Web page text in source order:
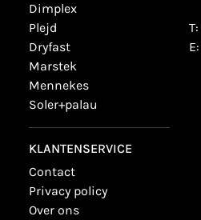
dimplex
plejd
dryfast
marstek
mennekes
soler+palau
KLANTENSERVICE
contact
privacy policy
over ons
T:
E: